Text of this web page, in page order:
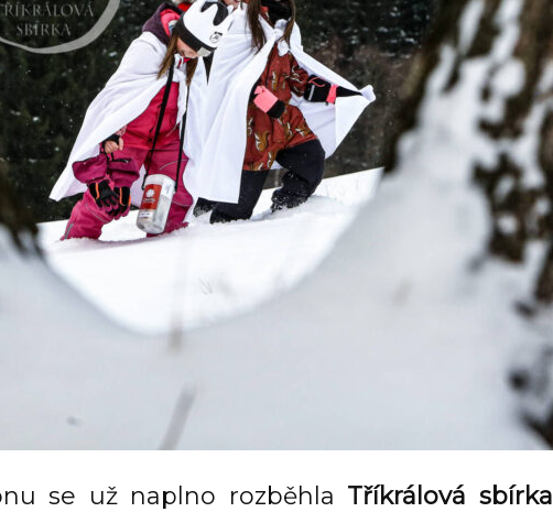
se už naplno rozběhla Tříkrálová sbírka